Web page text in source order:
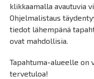
klikkaamalla avautuvia
Ohjelmalistaus
tiedot lähempänä
ovat mahdollisia.
Tapahtuma-alueelle on
tervetuloa!